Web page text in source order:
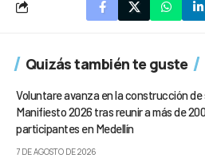
Quizás también te guste
Voluntare avanza en la construcción de
Manifiesto 2026 tras reunir a más de 200
participantes en Medellín
7 DE AGOSTO DE 2026